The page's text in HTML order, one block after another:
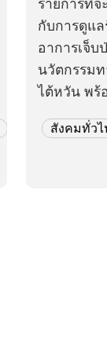
รายการที่จ
กับการดูแ
อาการเจ็บ
นวัตกรรม
ไต้หวัน พร้
สังคมทั่วไ